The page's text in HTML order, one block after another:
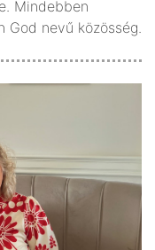
Mindebben
nevű közösség.